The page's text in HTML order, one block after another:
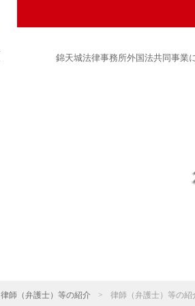
錦天城法律事務所外国法共同事業
律師（弁護士）等の紹介 > 律師（弁護士）等の紹